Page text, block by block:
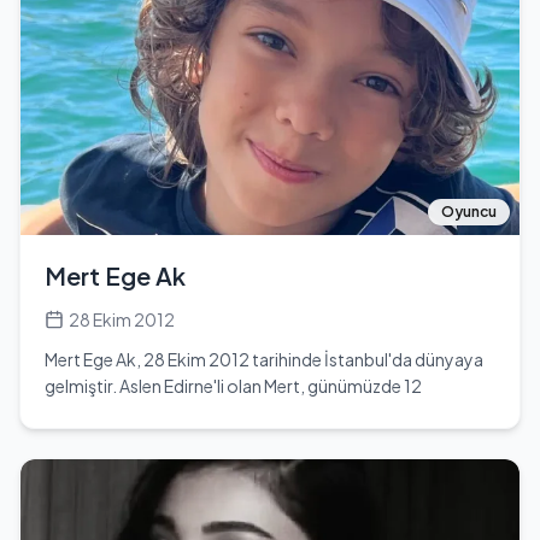
kitlesine ulaşmıştır. Müzik kariyerinde Hard Rock tarzında
hip hop müzik yaparak dikkat çekmiştir. Massaka, Türkçe
ve Almanca rap müziği yapmaktadır. Ayrıca, 'Blutbeton'
isimli albümü ile kariyerine devam etmektedir. Genç yaşta
müziğe olan ilgisi nedeniyle kendisini rap şarkılarla ifade
etmeyi tercih etmiştir. İlk dönemlerinde 'Murdoc' sahne
adını kullanmış, ancak Amerika'daki yasal sorunlar
nedeniyle bu ismi kullanamamıştır. Günümüzde 'Massaka'
markası altında bandana, kolye ve tişört gibi ürünler de
sunmaktadır. Fiziksel özellikleri arasında 1.82 cm boyu ve
82 kg kilosu bulunmaktadır. Burcu ise Akrep'tir. Son
dönemlerde Kodes ile yaşadığı sorunlar nedeniyle
medyanın gündeminde yer almaktadır. Resmi Instagram
hesabında 610 bin civarında takipçisi bulunmaktadır ve
YouTube kanalında 581 bin abonesi vardır.
Oyuncu
Mert Ege Ak
28 Ekim 2012
Mert Ege Ak, 28 Ekim 2012 tarihinde İstanbul'da dünyaya
gelmiştir. Aslen Edirne'li olan Mert, günümüzde 12
yaşta adım atan Mert, Türkiye'de çocuk oyuncular
arasında dikkat çeken isimlerden biridir. Kardeşi Çağan
Efe Ak ile birlikte oyunculuk alanında kendini geliştirmekte